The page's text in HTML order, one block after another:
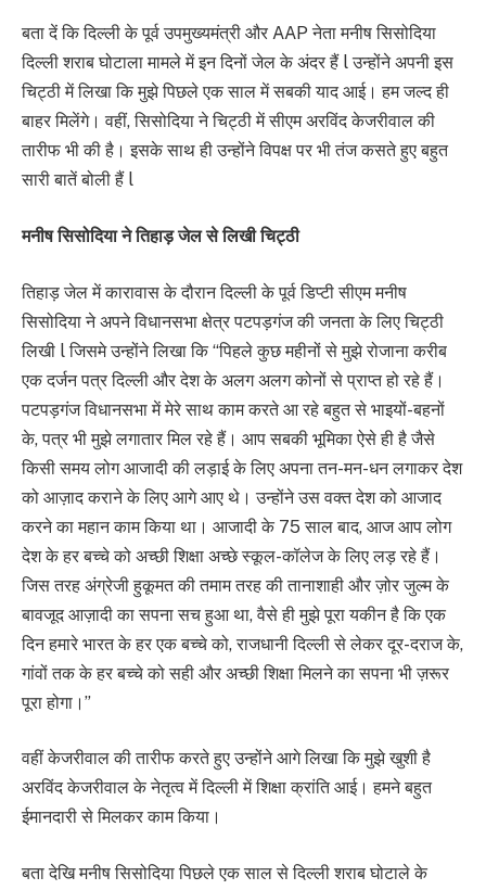
बता दें कि दिल्ली के पूर्व उपमुख्यमंत्री और AAP नेता मनीष सिसोदिया
दिल्ली शराब घोटाला मामले में इन दिनों जेल के अंदर हैं l उन्होंने अपनी इस
चिट्ठी में लिखा कि मुझे पिछले एक साल में सबकी याद आई। हम जल्द ही
बाहर मिलेंगे। वहीं, सिसोदिया ने चिट्ठी में सीएम अरविंद केजरीवाल की
तारीफ भी की है। इसके साथ ही उन्होंने विपक्ष पर भी तंज कसते हुए बहुत
सारी बातें बोली हैं l
मनीष सिसोदिया ने तिहाड़ जेल से लिखी चिट्ठी
तिहाड़ जेल में कारावास के दौरान दिल्ली के पूर्व डिप्टी सीएम मनीष
सिसोदिया ने अपने विधानसभा क्षेत्र पटपड़गंज की जनता के लिए चिट्ठी
लिखी l जिसमे उन्होंने लिखा कि “पिहले कुछ महीनों से मुझे रोजाना करीब
एक दर्जन पत्र दिल्ली और देश के अलग अलग कोनों से प्राप्त हो रहे हैं।
पटपड़गंज विधानसभा में मेरे साथ काम करते आ रहे बहुत से भाइयों-बहनों
के, पत्र भी मुझे लगातार मिल रहे हैं। आप सबकी भूमिका ऐसे ही है जैसे
किसी समय लोग आजादी की लड़ाई के लिए अपना तन-मन-धन लगाकर देश
को आज़ाद कराने के लिए आगे आए थे। उन्होंने उस वक्त देश को आजाद
करने का महान काम किया था। आजादी के 75 साल बाद, आज आप लोग
देश के हर बच्चे को अच्छी शिक्षा अच्छे स्कूल-कॉलेज के लिए लड़ रहे हैं।
जिस तरह अंग्रेजी हुकूमत की तमाम तरह की तानाशाही और ज़ोर जुल्म के
बावजूद आज़ादी का सपना सच हुआ था, वैसे ही मुझे पूरा यकीन है कि एक
दिन हमारे भारत के हर एक बच्चे को, राजधानी दिल्ली से लेकर दूर-दराज के,
गांवों तक के हर बच्चे को सही और अच्छी शिक्षा मिलने का सपना भी ज़रूर
पूरा होगा।”
वहीं केजरीवाल की तारीफ करते हुए उन्होंने आगे लिखा कि मुझे खुशी है
अरविंद केजरीवाल के नेतृत्व में दिल्ली में शिक्षा क्रांति आई। हमने बहुत
ईमानदारी से मिलकर काम किया।
बता देखि मनीष सिसोदिया पिछले एक साल से दिल्ली शराब घोटाले के